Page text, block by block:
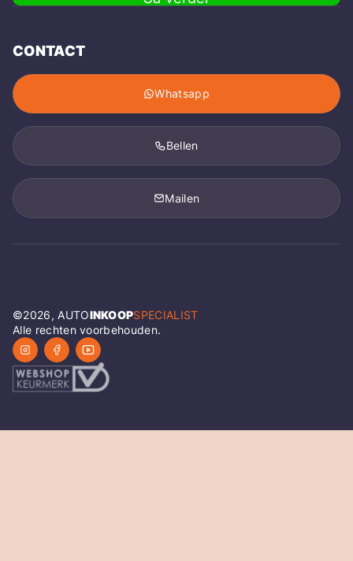
CONTACT
Whatsapp
Bellen
Mailen
©2026, AUTOINKOOPSPECIALIST
Alle rechten voorbehouden.